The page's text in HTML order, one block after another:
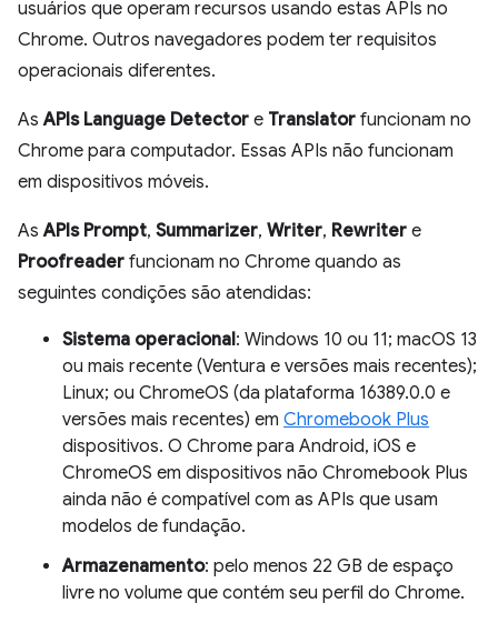
usuários que operam recursos usando estas APIs no
Chrome. Outros navegadores podem ter requisitos
operacionais diferentes.
AsAPIs Language Detector e Translator funcionam no
Chrome para computador. Essas APIs não funcionam
em dispositivos móveis.
AsAPIs Prompt, Summarizer, Writer, Rewriter e
Proofreader funcionam no Chrome quando as
seguintes condições são atendidas:
Sistema operacional: Windows 10 ou 11; macOS 13
ou mais recente (Ventura e versões mais recentes);
Linux; ou ChromeOS (da plataforma 16389.0.0 e
versões mais recentes) em Chromebook Plus
dispositivos. O Chrome para Android, iOS e
ChromeOS em dispositivos não Chromebook Plus
ainda não é compatível com as APIs que usam
modelos de fundação.
Armazenamento: pelo menos 22 GB de espaço
livre no volume que contém seu perfil do Chrome.